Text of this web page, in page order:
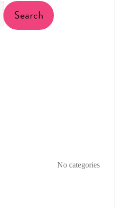
No categories